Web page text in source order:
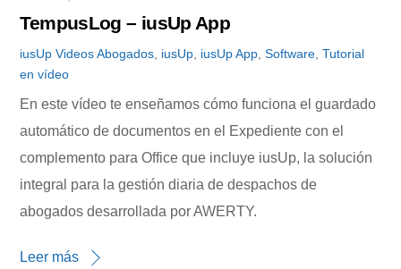
TempusLog – iusUp App
iusUp Videos Abogados iusUp iusUp App ,Software ,Tutorial
en vídeo
En este vídeo te enseñamos cómo funciona el guardado
automático de documentos en el Expediente con el
complemento para Office que incluye iusUp, la solución
integral para la gestión diaria de despachos de
abogados desarrollada por AWERTY.
Leer más